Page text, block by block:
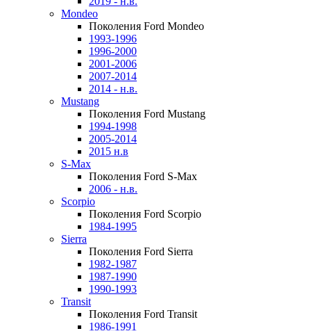
Mondeo
Поколения Ford Mondeo
1993-1996
1996-2000
2001-2006
2007-2014
2014 - н.в.
Mustang
Поколения Ford Mustang
1994-1998
2005-2014
2015 н.в
S-Max
Поколения Ford S-Max
2006 - н.в.
Scorpio
Поколения Ford Scorpio
1984-1995
Sierra
Поколения Ford Sierra
1982-1987
1987-1990
1990-1993
Transit
Поколения Ford Transit
1986-1991